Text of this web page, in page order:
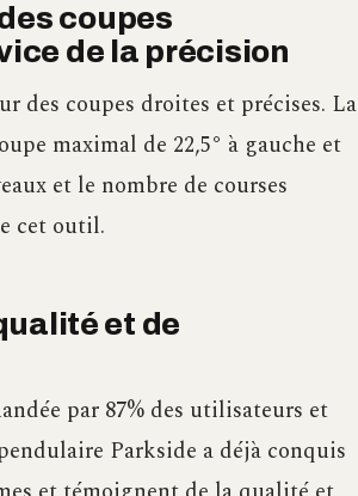
coupes
de la précision
des coupes droites et précises. La
maximal de 22,5° à gauche et
et le nombre de courses
cet outil.
et de
par 87% des utilisateurs et
Parkside a déjà conquis